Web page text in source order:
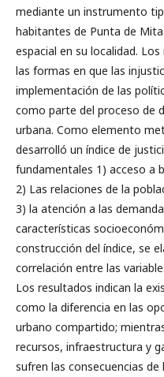
mediante un instrumento
habitantes de Punta de
espacial en su localidad.
las formas en que las
implementación de las
como parte del proceso de
urbana. Como elemento
desarrolló un índice de
fundamentales 1) acceso a
2) Las relaciones de la
3) la atención a las
características
construcción del índice, se
correlación entre las
Los resultados indican la
como la diferencia en las
urbano compartido;
recursos, infraestructura y
sufren las consecuencias